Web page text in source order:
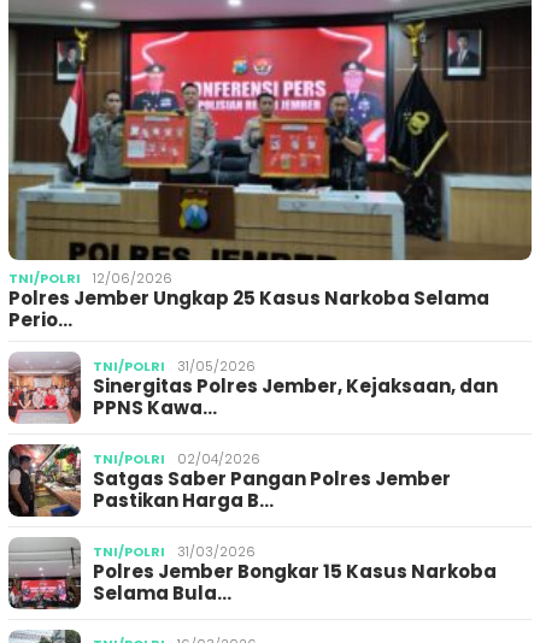
TNI/POLRI 12/06/2026
Polres Jember Ungkap 25 Kasus Narkoba Selama
Perio…
TNI/POLRI 31/05/2026
Sinergitas Polres Jember, Kejaksaan, dan
PPNS Kawa…
TNI/POLRI 02/04/2026
Satgas Saber Pangan Polres Jember
Pastikan Harga B…
TNI/POLRI 31/03/2026
Polres Jember Bongkar 15 Kasus Narkoba
Selama Bula…